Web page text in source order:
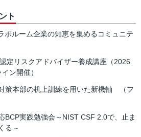
ト
ボルーム企業の知恵を集めるコミュニテ
定リスクアドバイザー養成講座（2026
ン開催）
策本部の机上訓練を用いた新機軸 （フ
BCP実践勉強会～NIST CSF 2.0で、止ま
る～